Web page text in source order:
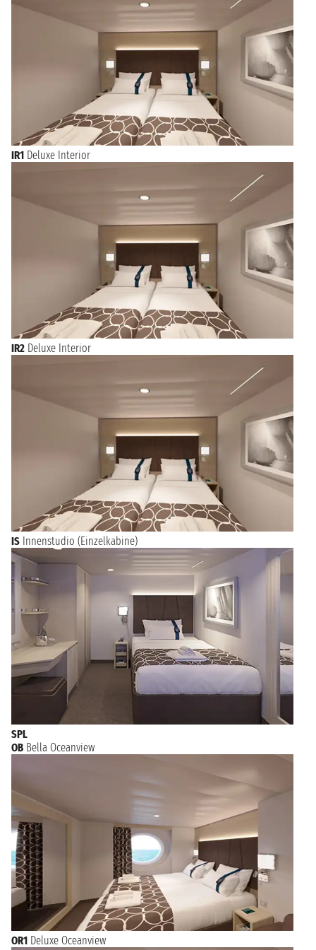
Miami: Tauchen Sie zwischen Palmen und feinem Sand an den
Stränden von Nassau ein, um dann nach Miami zurückzukehren
Wer mehr Zeit hat, dem bieten wir dieKreuzfahrten ab Miami
an, die den Panamakanal durchqueren: Sie werden Puerto Rico,
Mexiko und die Costa Maya bis nach Los Angeles entdecken,
eine originelle Reiseroute für echte Kenner! Blättern Sie im
Folgenden durch die Kreuzfahrten mit Abfahrt von Miami:
Wählen Sie den Monat, in dem Sie abreisen möchten, und Sie
finden alle verfügbaren Reiserouten zum besten Preis.
Kreuzfahrten das ganze Jahr über mit Einschiffung ab Miami
Miami hat ein tropisches Klima, in dem die Temperaturen
selten unter 15 Grad sinken. Die beste Zeit
IR1 Deluxe Interior
IR2 Deluxe Interior
IS Innenstudio (Einzelkabine)
SPL
OB Bella Oceanview
OR1 Deluxe Oceanview